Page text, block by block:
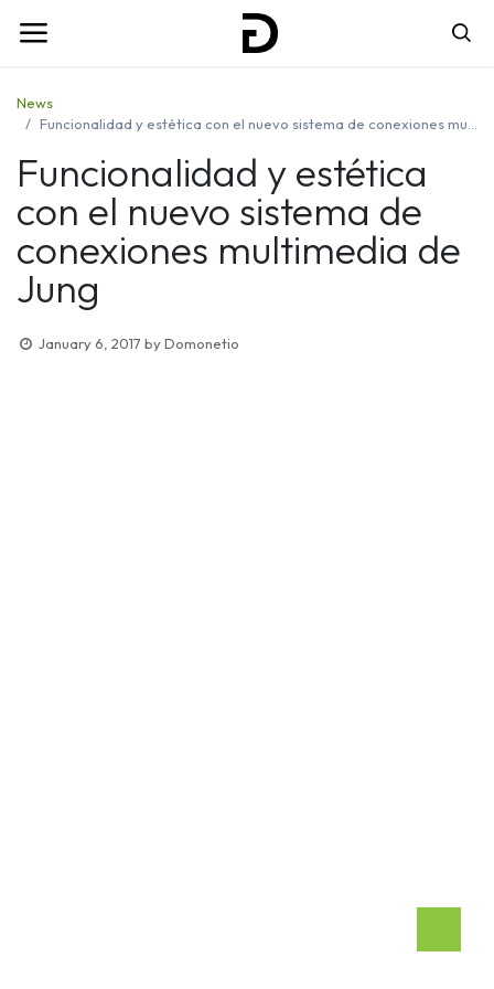
News
Funcionalidad y estética con el nuevo sistema de conexiones multimedia de Jung
Funcionalidad y estética
con el nuevo sistema de
conexiones multimedia de
Jung
January 6, 2017 byDomonetio